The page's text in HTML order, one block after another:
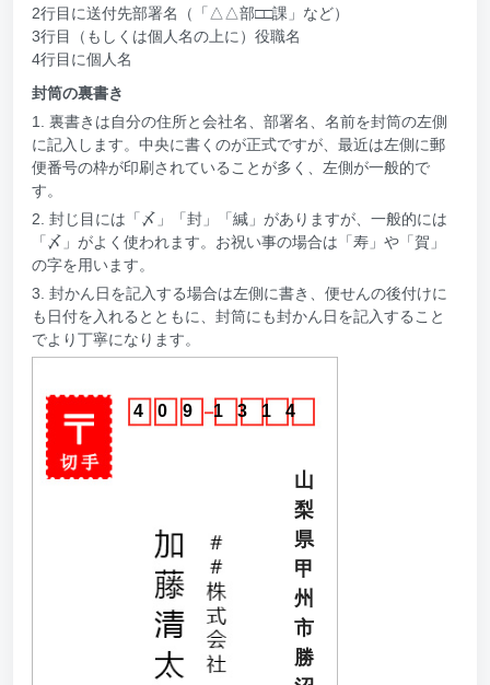
2行目に送付先部署名（「△△部□□課」など）
3行目（もしくは個人名の上に）役職名
4行目に個人名
封筒の裏書き
1. 裏書きは自分の住所と会社名、部署名、名前を封筒の左側
に記入します。中央に書くのが正式ですが、最近は左側に郵
便番号の枠が印刷されていることが多く、左側が一般的で
す。
2. 封じ目には「〆」「封」「緘」がありますが、一般的には
「〆」がよく使われます。お祝い事の場合は「寿」や「賀」
の字を用います。
3. 封かん日を記入する場合は左側に書き、便せんの後付けに
も日付を入れるとともに、封筒にも封かん日を記入すること
でより丁寧になります。
4 0 9 1 3 1 4
山
梨
県
甲
州
市
勝